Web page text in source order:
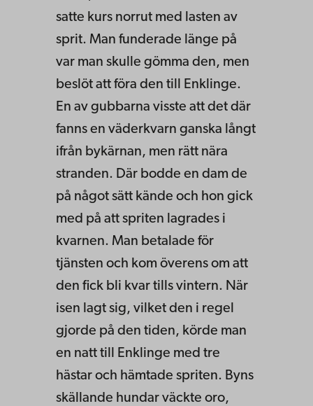
satte kurs norrut med lasten av
sprit. Man funderade länge på
var man skulle gömma den, men
beslöt att föra den till Enklinge.
En av gubbarna visste att det där
fanns en väderkvarn ganska långt
ifrån bykärnan, men rätt nära
stranden. Där bodde en dam de
på något sätt kände och hon gick
med på att spriten lagrades i
kvarnen. Man betalade för
tjänsten och kom överens om att
den fick bli kvar tills vintern. När
isen lagt sig, vilket den i regel
gjorde på den tiden, körde man
en natt till Enklinge med tre
hästar och hämtade spriten. Byns
skällande hundar väckte oro,